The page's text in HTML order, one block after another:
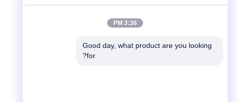
3:36 PM
Good day, what product are you looking
for?